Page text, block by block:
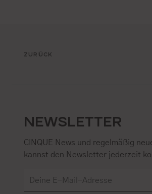
ZURÜCK
NEWSLETTER
CINQUE News und regelmäßig
kannst den Newsletter jederzeit